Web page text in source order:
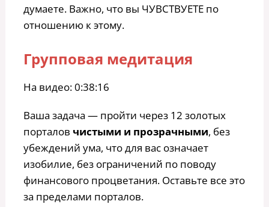
думаете. Важно, что вы ЧУВСТВУЕТЕ по
отношению к этому.
Групповая медитация
На видео: 0:38:16
Ваша задача — пройти через 12 золотых
порталов чистыми и прозрачными, без
убеждений ума, что для вас означает
изобилие, без ограничений по поводу
финансового процветания. Оставьте все это
за пределами порталов.